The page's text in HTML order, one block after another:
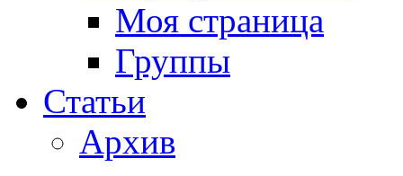
Моя страница
Группы
Статьи
Архив